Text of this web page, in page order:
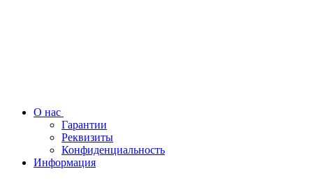
О нас
Гарантии
Реквизиты
Конфиденциальность
Информация